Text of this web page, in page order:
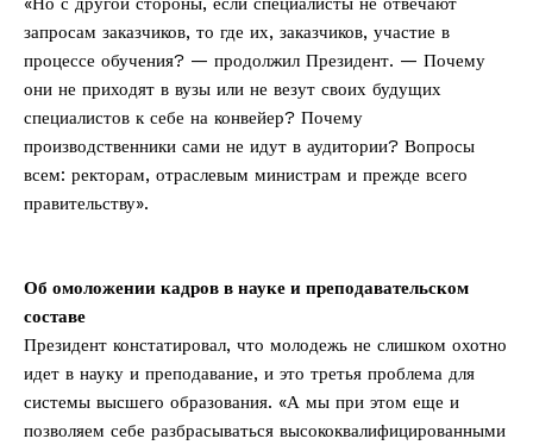
запросам заказчиков, то где их, заказчиков, участие в
процессе обучения? — продолжил Президент. — Почему
они не приходят в вузы или не везут своих будущих
специалистов к себе на конвейер? Почему
производственники сами не идут в аудитории? Вопросы
всем: ректорам, отраслевым министрам и прежде всего
правительству».
Об омоложении кадров в науке и преподавательском
составе
Президент констатировал, что молодежь не слишком охотно
идет в науку и преподавание, и это третья проблема для
системы высшего образования. «А мы при этом еще и
позволяем себе разбрасываться высококвалифицированными